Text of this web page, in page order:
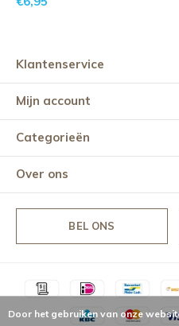
Klantenservice
Mijn account
Categorieën
Over ons
BEL ONS
Door het gebruiken van onze